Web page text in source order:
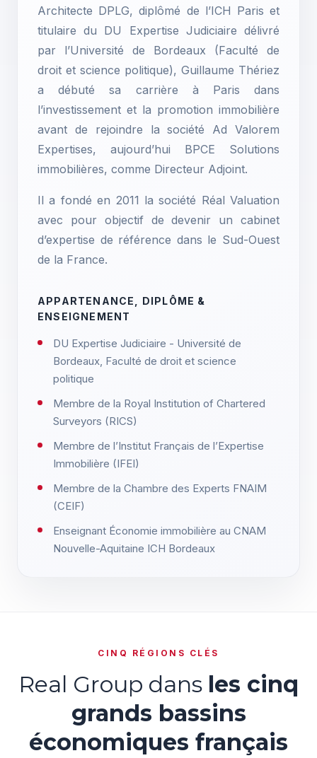
Architecte DPLG, diplômé de l’ICH Paris et
titulaire du DU Expertise Judiciaire délivré
par l’Université de Bordeaux (Faculté de
droit et science politique), Guillaume Thériez
a débuté sa carrière à Paris dans
l’investissement et la promotion immobilière
avant de rejoindre la société Ad Valorem
Expertises, aujourd’hui BPCE Solutions
immobilières, comme Directeur Adjoint.
Il a fondé en 2011 la société Réal Valuation
avec pour objectif de devenir un cabinet
d’expertise de référence dans le Sud-Ouest
de la France.
APPARTENANCE, DIPLÔME &
ENSEIGNEMENT
DU Expertise Judiciaire - Université de
Bordeaux, Faculté de droit et science
politique
Membre de la Royal Institution of Chartered
Surveyors (RICS)
Membre de l’Institut Français de l’Expertise
Immobilière (IFEI)
Membre de la Chambre des Experts FNAIM
(CEIF)
Enseignant Économie immobilière au CNAM
Nouvelle-Aquitaine ICH Bordeaux
CINQ RÉGIONS CLÉS
Real Group dans les cinq
grands bassins
économiques français